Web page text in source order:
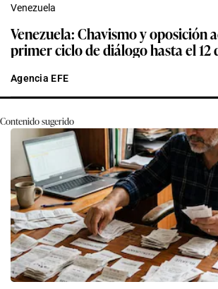
Venezuela
Venezuela: Chavismo y oposición
primer ciclo de diálogo hasta el 12
Agencia EFE
Contenido sugerido